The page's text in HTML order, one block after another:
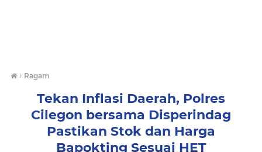
› Ragam
Tekan Inflasi Daerah, Polres
Cilegon bersama Disperindag
Pastikan Stok dan Harga
Bapokting Sesuai HET